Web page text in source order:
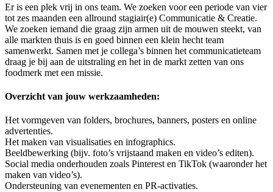
Er is een plek vrij in ons team. We zoeken voor een periode van vier
tot zes maanden een allround stagiair(e) Communicatie & Creatie.
We zoeken iemand die graag zijn armen uit de mouwen steekt, van
alle markten thuis is en goed binnen een klein hecht team
samenwerkt. Samen met je collega’s binnen het communicatieteam
draag je bij aan de uitstraling en het in de markt zetten van ons
foodmerk met een missie.
Overzicht van jouw werkzaamheden:
Het vormgeven van folders, brochures, banners, posters en online
advertenties.
Het maken van visualisaties en infographics.
Beeldbewerking (bijv. foto’s vrijstaand maken en video’s editen).
Social media onderhouden zoals Pinterest en TikTok (waaronder het
maken van video’s).
Ondersteuning van evenementen en PR-activaties.